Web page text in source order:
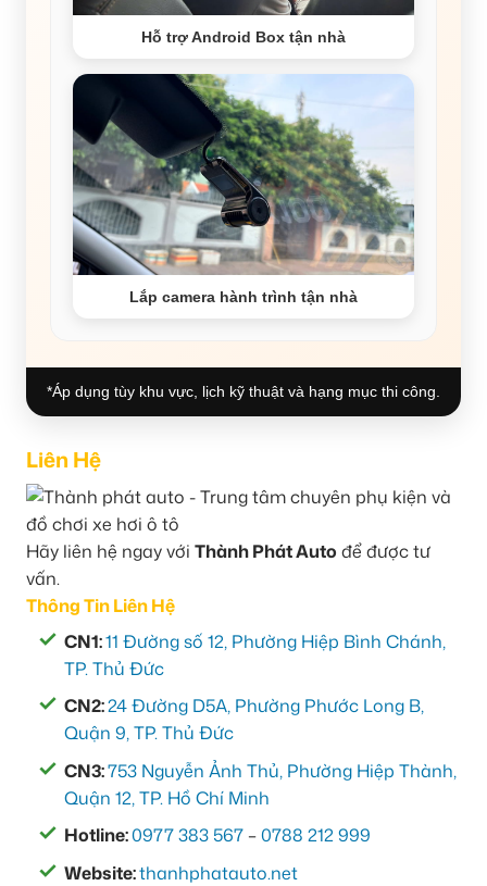
Hỗ trợ Android Box tận nhà
Lắp camera hành trình tận nhà
*Áp dụng tùy khu vực, lịch kỹ thuật và hạng mục thi công.
Liên Hệ
Hãy liên hệ ngay với Thành Phát Auto để được tư
vấn.
Thông Tin Liên Hệ
CN1:11 Đường số 12, Phường Hiệp Bình Chánh,
TP. Thủ Đức
CN2:24 Đường D5A, Phường Phước Long B,
Quận 9, TP. Thủ Đức
CN3:753 Nguyễn Ảnh Thủ, Phường Hiệp Thành,
Quận 12, TP. Hồ Chí Minh
Hotline:0977 383 567 –0788 212 999
Website:thanhphatauto.net